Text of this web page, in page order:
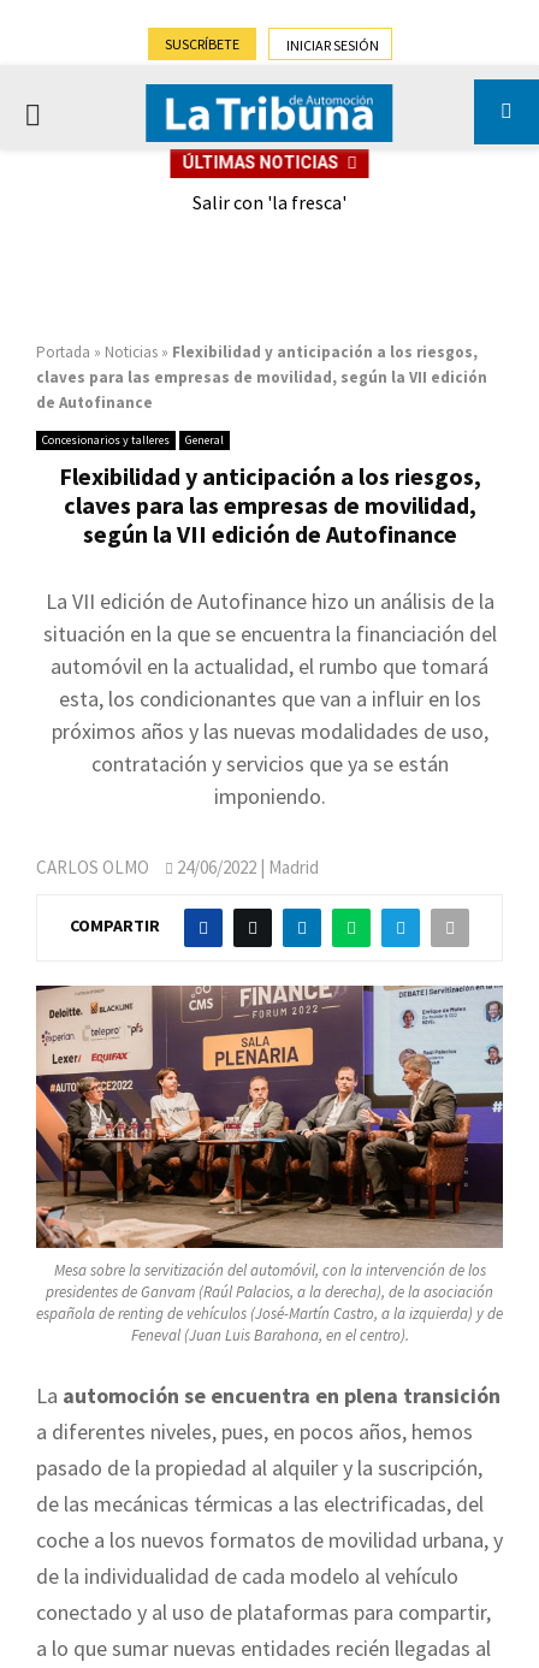
SUSCRÍBETE INICIAR SESIÓN
PRIMARY
ÚLTIMAS NOTICIAS
Salir con 'la fresca'
Portada » Noticias » Flexibilidad y anticipación a los riesgos,
claves para las empresas de movilidad, según la VII edición
de Autofinance
Concesionarios y talleres General
Flexibilidad y anticipación a los riesgos,
claves para las empresas de movilidad,
según la VII edición de Autofinance
La VII edición de Autofinance hizo un análisis de la
situación en la que se encuentra la financiación del
automóvil en la actualidad, el rumbo que tomará
esta, los condicionantes que van a influir en los
próximos años y las nuevas modalidades de uso,
contratación y servicios que ya se están
imponiendo.
CARLOS OLMO 24/06/2022 | Madrid
COMPARTIR
Mesa sobre la servitización del automóvil, con la intervención de los
presidentes de Ganvam (Raúl Palacios, a la derecha), de la asociación
española de renting de vehículos (José-Martín Castro, a la izquierda) y de
Feneval (Juan Luis Barahona, en el centro).
La automoción se encuentra en plena transición
a diferentes niveles, pues, en pocos años, hemos
pasado de la propiedad al alquiler y la suscripción,
de las mecánicas térmicas a las electrificadas, del
coche a los nuevos formatos de movilidad urbana, y
de la individualidad de cada modelo al vehículo
conectado y al uso de plataformas para compartir,
a lo que sumar nuevas entidades recién llegadas al